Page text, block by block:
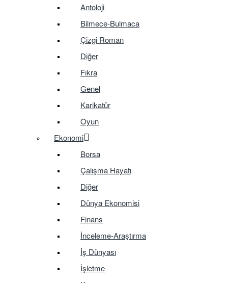
Antoloji
Bilmece-Bulmaca
Çizgi Roman
Diğer
Fıkra
Genel
Karikatür
Oyun
Ekonomi
Borsa
Çalışma Hayatı
Diğer
Dünya Ekonomisi
Finans
İnceleme-Araştırma
İş Dünyası
İşletme